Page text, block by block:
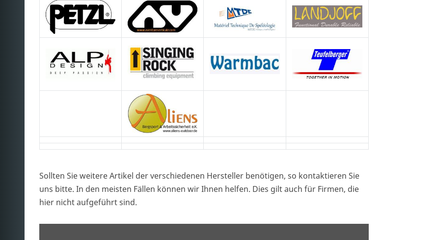
Sollten Sie weitere Artikel der verschiedenen Hersteller benötigen, so kontaktieren Sie
uns bitte. In den meisten Fällen können wir Ihnen helfen. Dies gilt auch für Firmen, die
hier nicht aufgeführt sind.